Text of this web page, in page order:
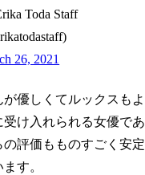
Toda Staff
26, 2021
が優しくてルックスもよ
受け入れられる女優であ
評価もものすごく安定
す。